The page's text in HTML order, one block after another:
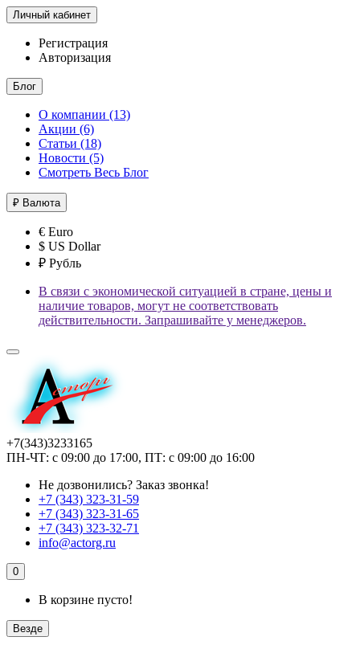
Личный кабинет
Регистрация
Авторизация
Блог
О компании (13)
Акции (6)
Статьи (18)
Новости (5)
Смотреть Весь Блог
₽ Валюта
€ Euro
$ US Dollar
₽ Рубль
В связи с экономической ситуацией в стране, цены и
наличие товаров, могут не соответствовать
действительности. Запрашивайте у менеджеров.
+7(343)3233165
ПН-ЧТ: с 09:00 до 17:00, ПТ: с 09:00 до 16:00
Не дозвонились? Заказ звонка!
+7 (343) 323-31-59
+7 (343) 323-31-65
+7 (343) 323-32-71
info@actorg.ru
0
В корзине пусто!
Везде